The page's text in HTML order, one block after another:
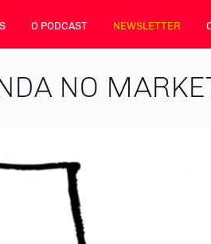
O PODCAST NEWSLETTER
NO